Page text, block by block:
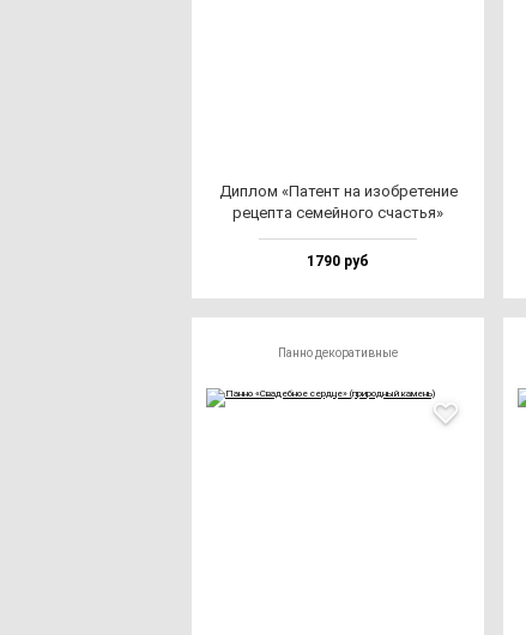
Дип­лом «Патент на изоб­ре­те­ние
ре­цеп­та се­мей­но­го счастья»
1790 руб
Панно декоративные